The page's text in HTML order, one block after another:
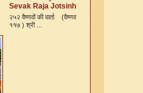
Sevak Raja Jotsinh
Ki Varta
२५२ वैष्णवों की वार्ता (वैष्णव
११७ ) श्री ...